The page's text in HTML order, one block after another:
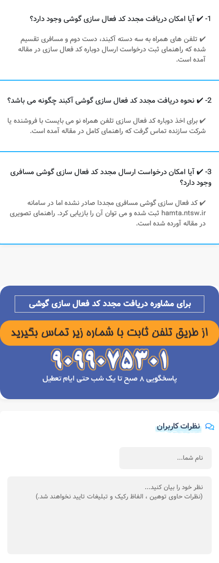
1- ✔️ آیا امکان دریافت مجدد کد فعال سازی گوشی وجود دارد؟
✔️ تلفن های همراه به سه دسته آکبند، دست دوم و مسافری تقسیم
شده که راهنمای ثبت درخواست ارسال دوباره کد فعال سازی در مقاله
آمده است.
2- ✔️ نحوه دریافت مجدد کد فعال سازی گوشی آکبند چگونه می باشد؟
✔️ برای اخذ دوباره کد فعال سازی تلفن همراه نو می بایست با فروشنده یا
شرکت سازنده تماس گرفت که راهنمای کامل در مقاله آمده است.
3- ✔️ آیا امکان درخواست ارسال مجدد کد فعال سازی گوشی مسافری
وجود دارد؟
✔️ کد فعال سازی گوشی مسافری مجددا صادر نشده اما در سامانه
hamta.ntsw.ir ثبت شده و می توان آن را بازیابی کرد. راهنمای تصویری
در مقاله آورده شده است.
برای مشاوره دریافت مجدد کد فعال سازی گوشی
نظرات کاربران